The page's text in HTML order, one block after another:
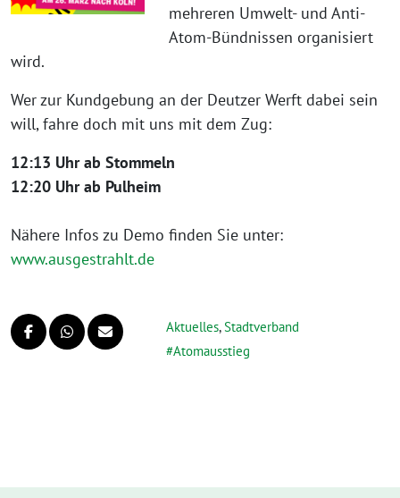
mehreren Umwelt- und Anti-
Atom-Bündnissen organisiert
wird.
Wer zur Kundgebung an der Deutzer Werft dabei sein
will, fahre doch mit uns mit dem Zug:
12:13 Uhr ab Stommeln
12:20 Uhr ab Pulheim
Nähere Infos zu Demo finden Sie unter:
www.ausgestrahlt.de
Aktuelles,Stadtverband
Atomausstieg